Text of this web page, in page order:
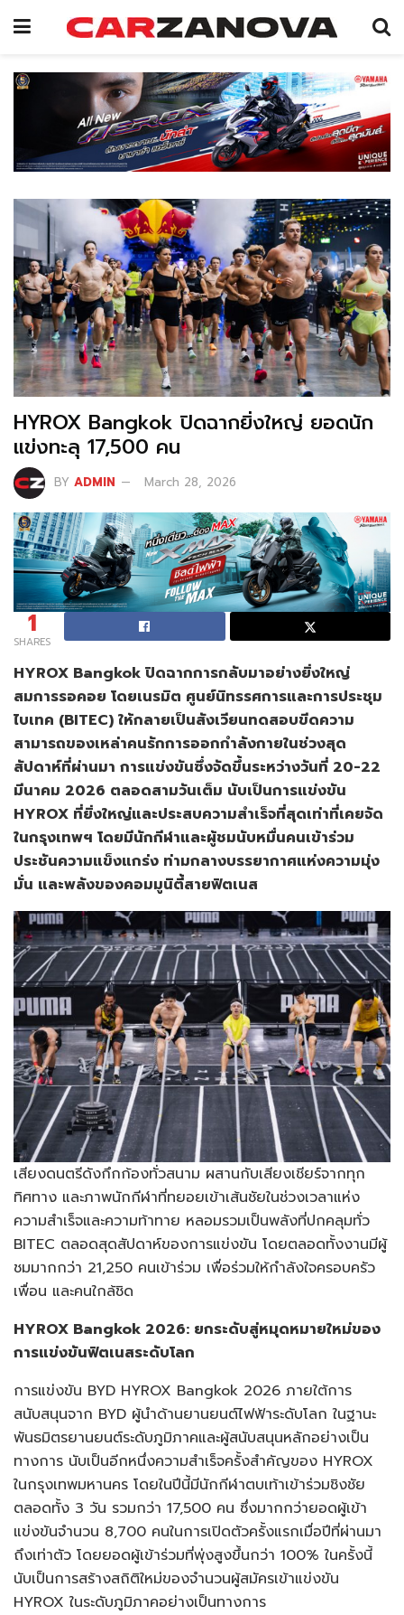
HYROX Bangkok ปิดฉากยิ่งใหญ่ ยอดนัก
แข่งทะลุ 17,500 คน
BY ADMIN March 28, 2026
1
SHARES
HYROX Bangkok ปิดฉากการกลับมาอย่างยิ่งใหญ่
สมการรอคอย โดยเนรมิต ศูนย์นิทรรศการและการประชุม
ไบเทค (BITEC) ให้กลายเป็นสังเวียนทดสอบขีดความ
สามารถของเหล่าคนรักการออกกำลังกายในช่วงสุด
สัปดาห์ที่ผ่านมา การแข่งขันซึ่งจัดขึ้นระหว่างวันที่ 20-22
มีนาคม 2026 ตลอดสามวันเต็ม นับเป็นการแข่งขัน
HYROX ที่ยิ่งใหญ่และประสบความสำเร็จที่สุดเท่าที่เคยจัด
ในกรุงเทพฯ โดยมีนักกีฬาและผู้ชมนับหมื่นคนเข้าร่วม
ประชันความแข็งแกร่ง ท่ามกลางบรรยากาศแห่งความมุ่ง
มั่น และพลังของคอมมูนิตี้สายฟิตเนส
เสียงดนตรีดังกึกก้องทั่วสนาม ผสานกับเสียงเชียร์จากทุก
ทิศทาง และภาพนักกีฬาที่ทยอยเข้าเส้นชัยในช่วงเวลาแห่ง
ความสำเร็จและความท้าทาย หลอมรวมเป็นพลังที่ปกคลุมทั่ว
BITEC ตลอดสุดสัปดาห์ของการแข่งขัน โดยตลอดทั้งงานมีผู้
ชมมากกว่า 21,250 คนเข้าร่วม เพื่อร่วมให้กำลังใจครอบครัว
เพื่อน และคนใกล้ชิด
HYROX Bangkok 2026: ยกระดับสู่หมุดหมายใหม่ของ
การแข่งขันฟิตเนสระดับโลก
การแข่งขัน BYD HYROX Bangkok 2026 ภายใต้การ
สนับสนุนจาก BYD ผู้นำด้านยานยนต์ไฟฟ้าระดับโลก ในฐานะ
พันธมิตรยานยนต์ระดับภูมิภาคและผู้สนับสนุนหลักอย่างเป็น
ทางการ นับเป็นอีกหนึ่งความสำเร็จครั้งสำคัญของ HYROX
ในกรุงเทพมหานคร โดยในปีนี้มีนักกีฬาตบเท้าเข้าร่วมชิงชัย
ตลอดทั้ง 3 วัน รวมกว่า 17,500 คน ซึ่งมากกว่ายอดผู้เข้า
แข่งขันจำนวน 8,700 คนในการเปิดตัวครั้งแรกเมื่อปีที่ผ่านมา
ถึงเท่าตัว โดยยอดผู้เข้าร่วมที่พุ่งสูงขึ้นกว่า 100% ในครั้งนี้
นับเป็นการสร้างสถิติใหม่ของจำนวนผู้สมัครเข้าแข่งขัน
HYROX ในระดับภูมิภาคอย่างเป็นทางการ